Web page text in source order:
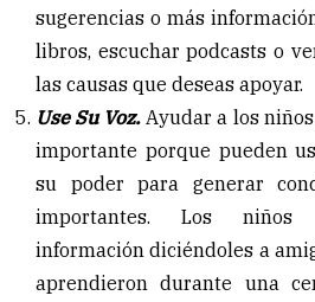
sugerencias o más
libros, escuchar podcasts o
las causas que deseas apoyar.
Use Su Voz.Ayudar a los
importante porque pueden
su poder para generar
importantes. Los niños
información diciéndoles a
aprendieron durante una